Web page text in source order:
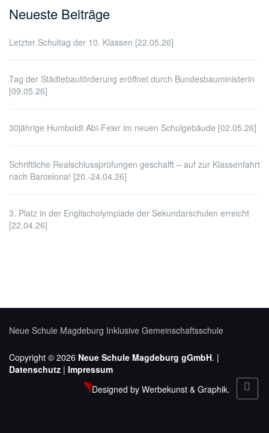
Neueste Beiträge
Letzter Schultag der 10. Klassen [22.05.26]
Tag der Städtebauförderung eröffnet durch Bundesbauministerin
[09.05.26]
30jährige Humboldt Abi-Feier im neuen Schulgebäude [02.05.26]
Schriftliche Realschlussprüfungen geschafft – auf zur Klassenfahrt
nach Barcelona! [20.-24.04.26]
3. Platz in der Englischolympiade der Sekundarschulen erreicht
[22.04.26]
Neue Schule Magdeburg Inklusive Gemeinschaftsschule
Copyright © 2026 Neue Schule Magdeburg gGmbH. |
Datenschutz | Impressum
Designed by Werbekunst & Graphik.